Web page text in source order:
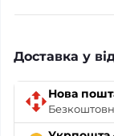
Доставка у
Нова